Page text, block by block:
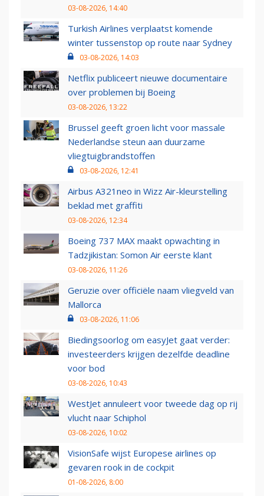
03-08-2026, 14:40
Turkish Airlines verplaatst komende
winter tussenstop op route naar Sydney
03-08-2026, 14:03
Netflix publiceert nieuwe documentaire
over problemen bij Boeing
03-08-2026, 13:22
Brussel geeft groen licht voor massale
Nederlandse steun aan duurzame
vliegtuigbrandstoffen
03-08-2026, 12:41
Airbus A321neo in Wizz Air-kleurstelling
beklad met graffiti
03-08-2026, 12:34
Boeing 737 MAX maakt opwachting in
Tadzjikistan: Somon Air eerste klant
03-08-2026, 11:26
Geruzie over officiële naam vliegveld van
Mallorca
03-08-2026, 11:06
Biedingsoorlog om easyJet gaat verder:
investeerders krijgen dezelfde deadline
voor bod
03-08-2026, 10:43
WestJet annuleert voor tweede dag op rij
vlucht naar Schiphol
03-08-2026, 10:02
VisionSafe wijst Europese airlines op
gevaren rook in de cockpit
01-08-2026, 8:00